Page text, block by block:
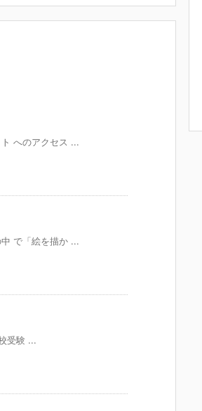
へのアクセス ...
で「絵を描か ...
受験 ...